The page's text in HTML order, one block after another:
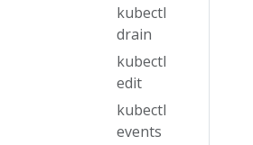
kubectl
drain
kubectl
edit
kubectl
events